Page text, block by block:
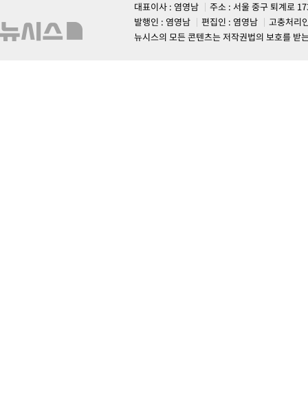
대표이사 : 염영남
주소 : 서울 중구 퇴계로
발행인 : 염영남
편집인 : 염영남
고충처리
뉴시스의 모든 콘텐츠는 저작권법의 보호를